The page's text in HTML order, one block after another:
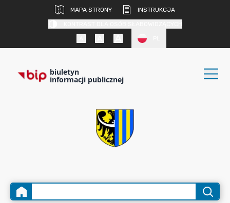
MAPA STRONY
INSTRUKCJA
biuletyn
informacji publicznej